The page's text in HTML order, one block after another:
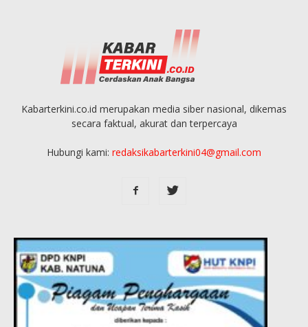
Kabarterkini.co.id merupakan media siber nasional, dikemas
secara faktual, akurat dan terpercaya
Hubungi kami: redaksikabarterkini04@gmail.com